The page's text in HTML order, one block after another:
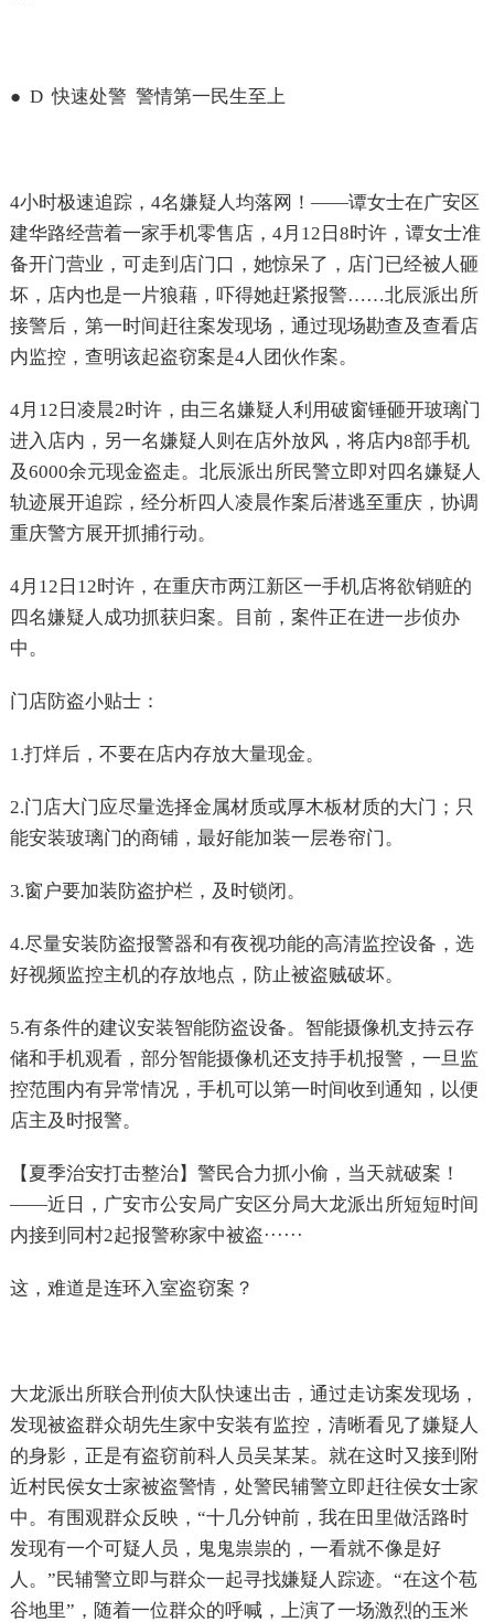
● D快速处警 警情第一民生至上
4小时极速追踪， 4名嫌疑人均落网！——谭女士在广安区
建华路经营着一家手机零售店， 4月 12 日 8时许，谭女士准
备开门营业，可走到店门口，她惊呆了，店门已经被人砸
坏，店内也是一片狼藉，吓得她赶紧报警……北辰派出所
接警后，第一时间赶往案发现场，通过现场勘查及查看店
内监控，查明该起盗窃案是4人团伙作案。
4月 12 日凌晨2时许，由三名嫌疑人利用破窗锤砸开玻璃门
进入店内，另一名嫌疑人则在店外放风，将店内8部手机
及6000余元现金盗走。北辰派出所民警立即对四名嫌疑人
轨迹展开追踪，经分析四人凌晨作案后潜逃至重庆，协调
重庆警方展开抓捕行动。
4月 12 日 12时许，在重庆市两江新区一手机店将欲销赃的
四名嫌疑人成功抓获归案。目前，案件正在进一步侦办
中。
门店防盗小贴士：
1.打烊后，不要在店内存放大量现金。
2.门店大门应尽量选择金属材质或厚木板材质的大门；只
能安装玻璃门的商铺，最好能加装一层卷帘门。
3.窗户要加装防盗护栏，及时锁闭。
4.尽量安装防盗报警器和有夜视功能的高清监控设备，选
好视频监控主机的存放地点，防止被盗贼破坏。
5.有条件的建议安装智能防盗设备。智能摄像机支持云存
储和手机观看，部分智能摄像机还支持手机报警，一旦监
控范围内有异常情况，手机可以第一时间收到通知，以便
店主及时报警。
【夏季治安打击整治】警民合力抓小偷，当天就破案！
——近日，广安市公安局广安区分局大龙派出所短短时间
内接到同村2起报警称家中被盗······
这，难道是连环入室盗窃案？
大龙派出所联合刑侦大队快速出击，通过走访案发现场，
发现被盗群众胡先生家中安装有监控，清晰看见了嫌疑人
的身影，正是有盗窃前科人员吴某某。就在这时又接到附
近村民侯女士家被盗警情，处警民辅警立即赶往侯女士家
中。有围观群众反映，“十几分钟前，我在田里做活路时
发现有一个可疑人员，鬼鬼祟祟的，一看就不像是好
人。”民辅警立即与群众一起寻找嫌疑人踪迹。“在这个苞
谷地里”，随着一位群众的呼喊，上演了一场激烈的玉米